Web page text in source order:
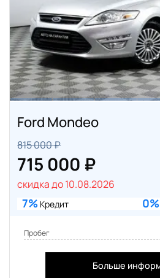
Ford Mondeo
815 000 ₽
715 000 ₽
скидка до 10.08.2026
7% Кредит 0%
Пробег
Больше